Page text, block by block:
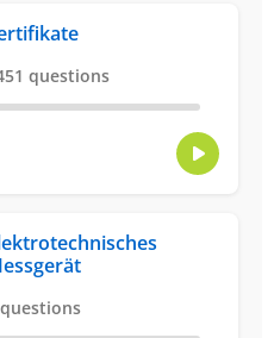
questions